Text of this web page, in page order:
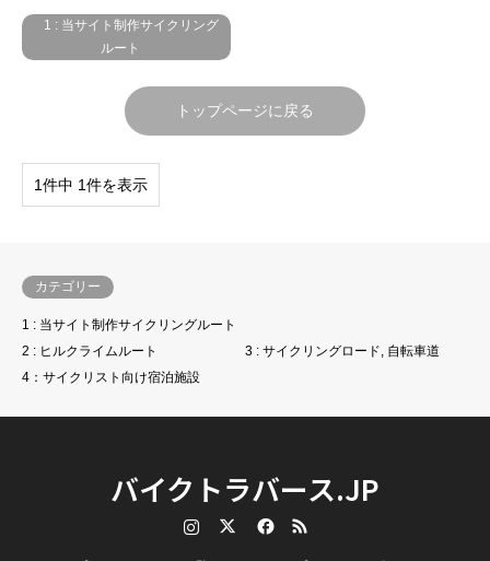
1 : 当サイト制作サイクリング
ルート
トップページに戻る
1件中 1件を表示
カテゴリー
1 : 当サイト制作サイクリングルート
2 : ヒルクライムルート
3 : サイクリングロード, 自転車道
4：サイクリスト向け宿泊施設
バイクトラバース.JP
RSS